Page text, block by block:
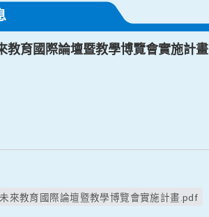
教育國際論壇暨教學博覽會實施計畫
來教育國際論壇暨教學博覽會實施計畫.pdf